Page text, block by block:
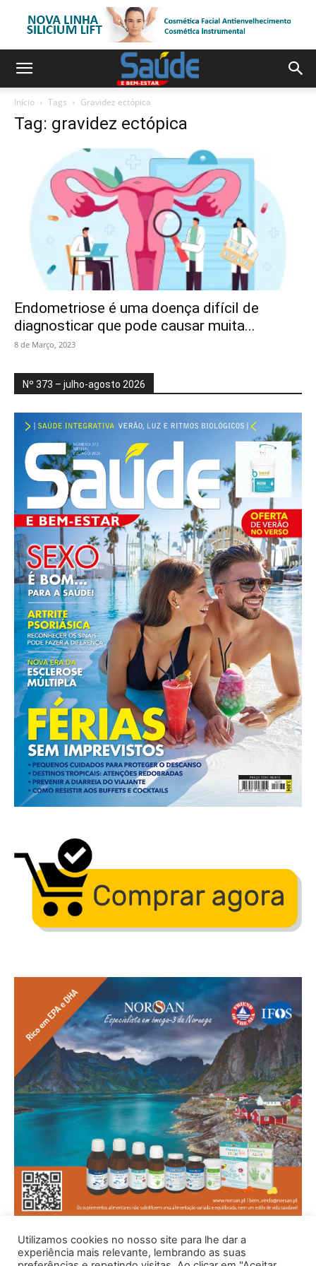
Início Tags Gravidez ectópica
Tag: gravidez ectópica
Endometriose é uma doença difícil de
diagnosticar que pode causar muita...
8 de Março, 2023
Nº 373 – julho-agosto 2026
Utilizamos cookies no nosso site para lhe dar a
experiência mais relevante, lembrando as suas